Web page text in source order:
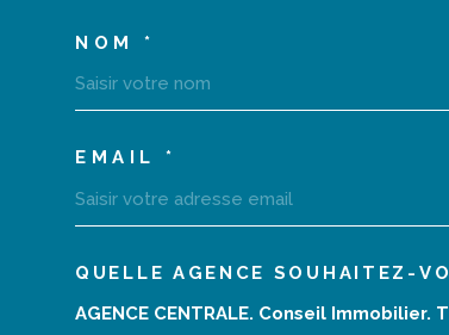
02 47 40 10 10
NOM *
EMAIL *
QUELLE AGENCE SOUHAITEZ-
AGENCE CENTRALE. Conseil Immobilier.